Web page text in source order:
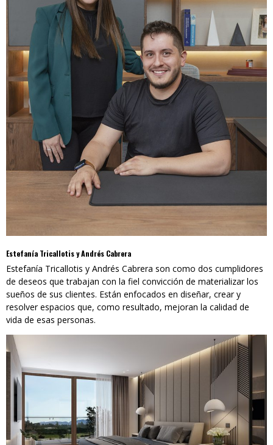
Estefanía Tricallotis y Andrés Cabrera
Estefanía Tricallotis y Andrés Cabrera son como dos cumplidores
de deseos que trabajan con la fiel convicción de materializar los
sueños de sus clientes. Están enfocados en diseñar, crear y
resolver espacios que, como resultado, mejoran la calidad de
vida de esas personas.